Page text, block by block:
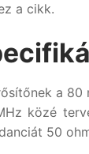
a cikk.
a 80
közé
50